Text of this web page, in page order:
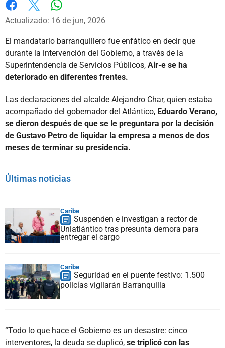
Facebook
X
Actualizado: 16 de jun, 2026
El mandatario barranquillero fue enfático en decir que
durante la intervención del Gobierno, a través de la
Superintendencia de Servicios Públicos, Air-e se ha
deteriorado en diferentes frentes.
Las declaraciones del alcalde Alejandro Char, quien estaba
acompañado del gobernador del Atlántico, Eduardo Verano,
se dieron después de que se le preguntara por la decisión
de Gustavo Petro de liquidar la empresa a menos de dos
meses de terminar su presidencia.
Últimas noticias
Caribe
Suspenden e investigan a rector de
Uniatlántico tras presunta demora para
entregar el cargo
Caribe
Seguridad en el puente festivo: 1.500
policías vigilarán Barranquilla
“Todo lo que hace el Gobierno es un desastre: cinco
interventores, la deuda se duplicó, se triplicó con las